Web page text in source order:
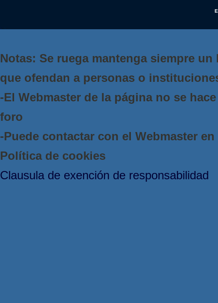
Notas: Se ruega mantenga siempre
que ofendan a personas o
-El Webmaster de la página no se
foro
-Puede contactar con el Webmaster
Política de cookies
Clausula de exención de responsabilidad